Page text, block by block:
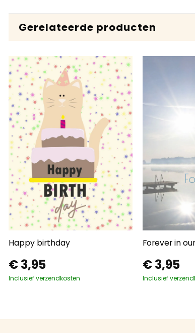
Gerelateerde producten
Happy birthday
€3,95
Inclusief verzendkosten
Forever in
€3,95
Inclusief